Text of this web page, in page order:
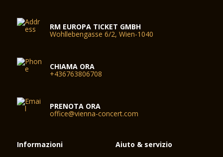
RM EUROPA TICKET GMBH
Wohllebengasse 6/2, Wien-1040
CHIAMA ORA
+436763806708
PRENOTA ORA
office@vienna-concert.com
Informazioni Aiuto & servizio